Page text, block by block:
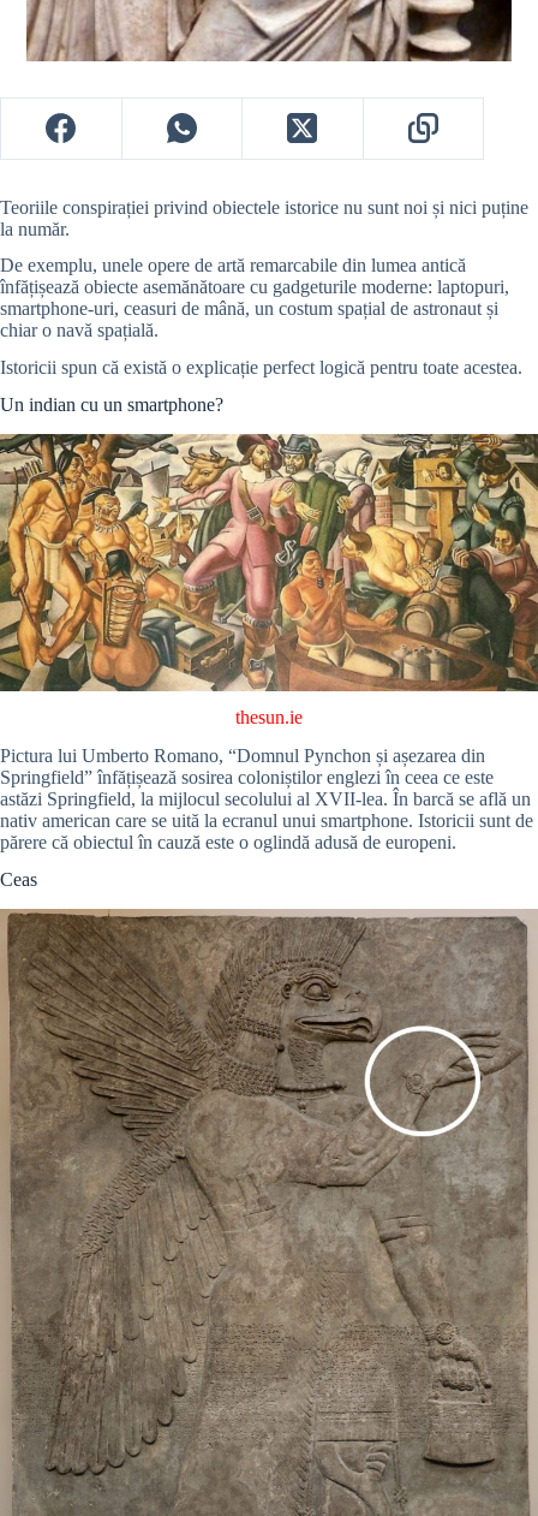
Teoriile conspirației privind obiectele istorice nu sunt noi și nici puține
la număr.
De exemplu, unele opere de artă remarcabile din lumea antică
înfățișează obiecte asemănătoare cu gadgeturile moderne: laptopuri,
smartphone-uri, ceasuri de mână, un costum spațial de astronaut și
chiar o navă spațială.
Istoricii spun că există o explicație perfect logică pentru toate acestea.
Un indian cu un smartphone?
thesun.ie
Pictura lui Umberto Romano, “Domnul Pynchon și așezarea din
Springfield” înfățișează sosirea coloniștilor englezi în ceea ce este
astăzi Springfield, la mijlocul secolului al XVII-lea. În barcă se află un
nativ american care se uită la ecranul unui smartphone. Istoricii sunt de
părere că obiectul în cauză este o oglindă adusă de europeni.
Ceas